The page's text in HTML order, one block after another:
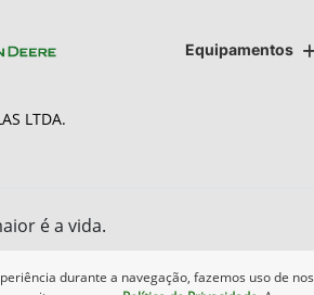
Equipamentos
LTDA.
é a vida.
durante a navegação, fazemos uso de